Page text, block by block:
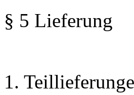
§ 5 Lieferung
1.